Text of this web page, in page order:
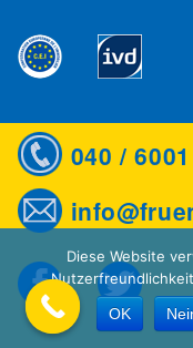
040 /
Diese Website
OK